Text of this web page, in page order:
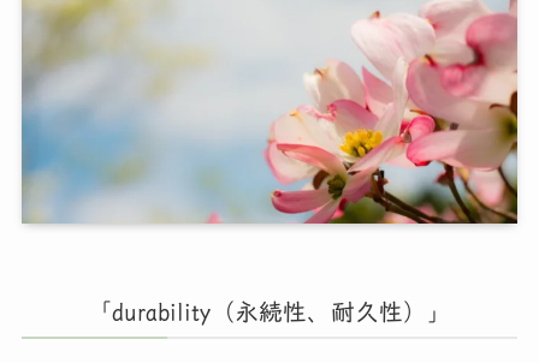
「durability（永続性、耐久性）」